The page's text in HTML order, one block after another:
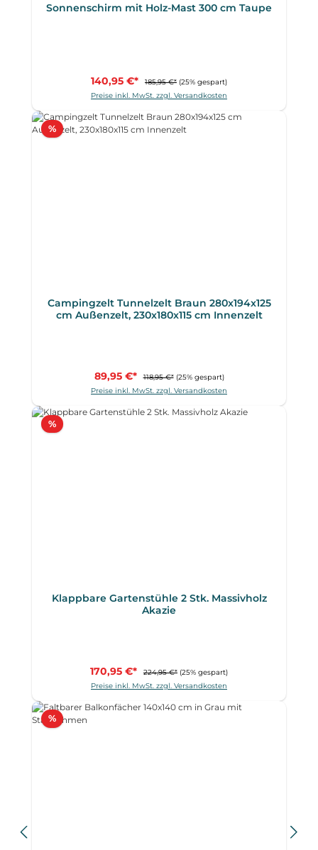
Sonnenschirm mit Holz-Mast 300 cm Taupe
140,95 €* 185,95 €* (25% gespart)
Preise inkl. MwSt. zzgl. Versandkosten
%Rabatt
Campingzelt Tunnelzelt Braun 280x194x125
cm Außenzelt, 230x180x115 cm Innenzelt
89,95 €* 118,95 €* (25% gespart)
Preise inkl. MwSt. zzgl. Versandkosten
%Rabatt
Klappbare Gartenstühle 2 Stk. Massivholz
Akazie
170,95 €* 224,95 €* (25% gespart)
Preise inkl. MwSt. zzgl. Versandkosten
%Rabatt